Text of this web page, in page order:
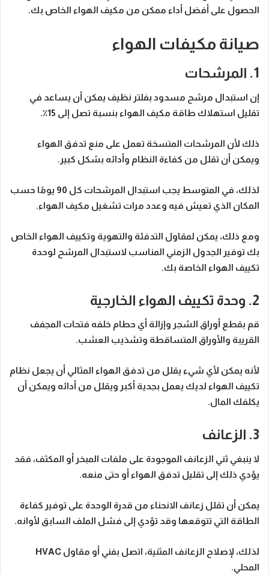
الحصول على أفضل أداء ممكن من مكيف الهواء الخاص بك.
صيانة مكيفات الهواء
1. المرشحات
إن استبدال مرشح مسدود بفلتر نظيف يمكن أن يساعد في
تقليل استهلاك طاقة مكيف الهواء بنسبة تصل إلى 15٪.
ذلك لأن المرشحات المتسخة تعمل على منع تدفق الهواء
ويمكن أن تقلل من كفاءة النظام وأدائه بشكل كبير.
لذلك، في المتوسط يجب استبدال المرشحات كل 90 يومًا حسب
المكان الذي تعيش فيه وعدد مرات تشغيل مكيف الهواء.
ومع ذلك، يمكن لمقاول التدفئة والتهوية وتكييف الهواء الخاص
بك توفير الجدول الزمني المناسب لاستبدال المرشح لوحدة
تكييف الهواء الخاصة بك.
2. وحدة تكييف الهواء الخارجية
قم بقطع أوراق الشجر وإزالة أي حطام خلفه فتحات المجفف
القريبة والأوراق المتساقطة وتشذيب العشب.
لأنه يمكن لأي شيء يقلل من تدفق الهواء المثالي أن يجعل نظام
تكييف الهواء لديك يعمل بجدية أكبر ويقلل من أدائه ويمكن أن
يكلفك المال.
3. الزعانف
لا ينبغي ثني الزعانف الموجودة على ملفات المبخر أو المكثف، فقد
يؤدي ذلك إلى تقليل تدفق الهواء أو حتى منعه.
يمكن أن تقلل زعانف الانحناء من قدرة الوحدة على توفير كفاءة
الطاقة التي تتوقعها وقد تؤدي إلى فشل الملف السابق لأوانه.
لذلك، لإصلاح الزعانف المثنية، اتصل بفني أو مقاول HVAC
المحلي.